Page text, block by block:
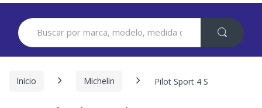
Search
for:
Inicio Michelin Pilot Sport 4 S